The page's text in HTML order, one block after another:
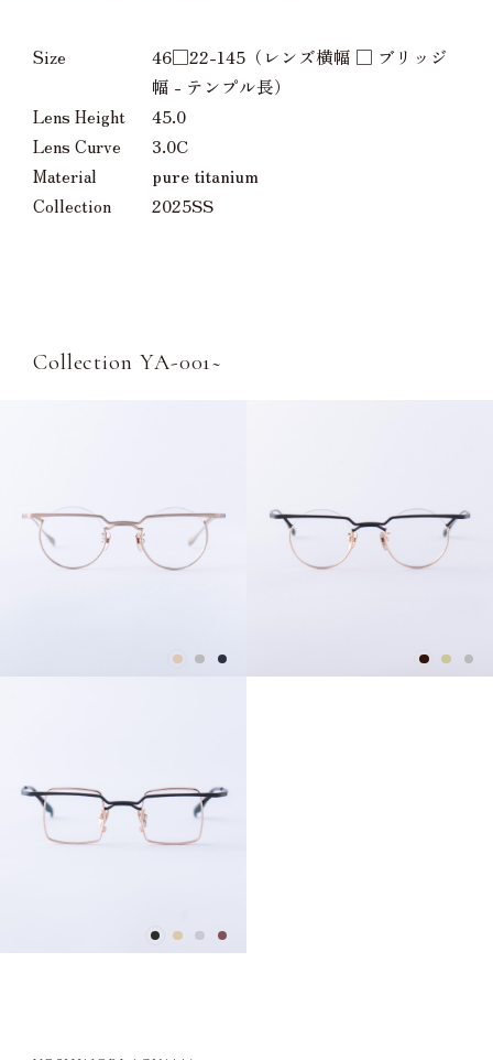
Size
46□22-145（レンズ横幅 □ ブリッジ
幅 - テンプル長）
Lens Height
45.0
Lens Curve
3.0C
Material
pure titanium
Collection
2025SS
Collection YA-001~